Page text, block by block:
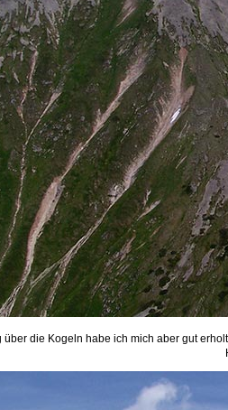
über die Kogeln habe ich mich aber gut